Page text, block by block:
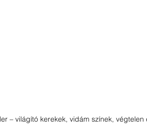
– világító kerekek, vidám színek, végtelen